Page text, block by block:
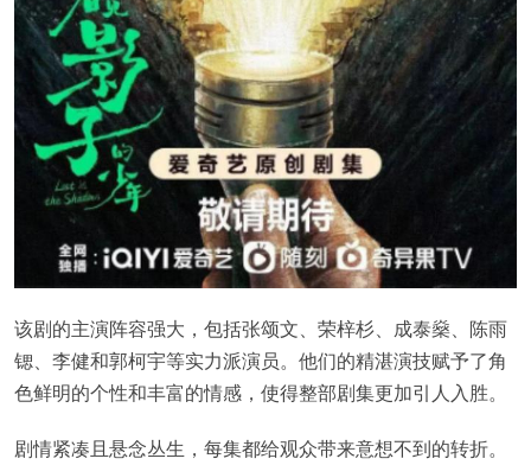
该剧的主演阵容强大，包括张颂文、荣梓杉、成泰燊、陈雨
锶、李健和郭柯宇等实力派演员。他们的精湛演技赋予了角
色鲜明的个性和丰富的情感，使得整部剧集更加引人入胜。
剧情紧凑且悬念丛生，每集都给观众带来意想不到的转折。